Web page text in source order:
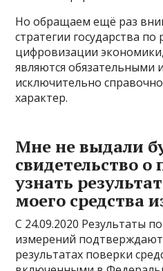
Но обращаем ещё раз
стратегии государства по
цифровизации
являются обязательными
исключительно
характер.
Мне не выдали
свидетельство о
узнать
моего средства
С 24.09.2020 Результаты
измерений
результатах поверки